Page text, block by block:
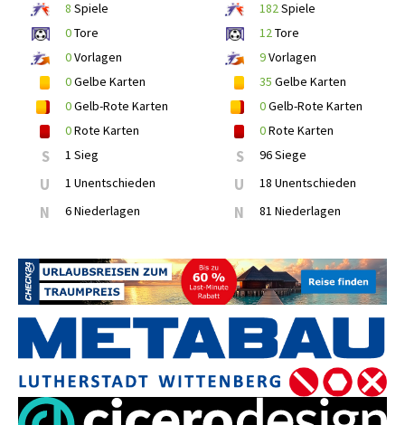
8 Spiele
0Tore
0Vorlagen
0Gelbe Karten
0Gelb-Rote Karten
0Rote Karten
S 1 Sieg
U 1 Unentschieden
N 6 Niederlagen
182Spiele
12Tore
9Vorlagen
35 Gelbe Karten
0Gelb-Rote Karten
0Rote Karten
S 96 Siege
U 18 Unentschieden
N 81 Niederlagen